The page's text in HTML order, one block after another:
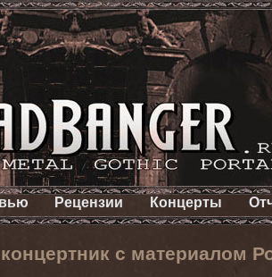
Рецензии Концерты
с материалом